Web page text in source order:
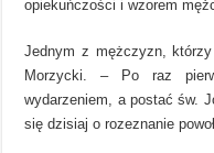
opiekuńczości i wzorem
Jednym z mężczyzn, którzy
Morzycki. – Po raz
wydarzeniem, a postać św.
się dzisiaj o rozeznanie